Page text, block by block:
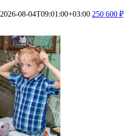
2026-08-04T09:01:00+03:00 250 600 ₽